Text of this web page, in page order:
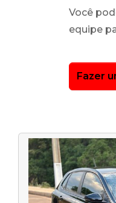
Você
equipe
Fazer